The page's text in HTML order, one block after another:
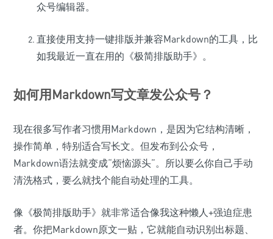
众号编辑器。
直接使用支持一键排版并兼容Markdown的工具，比
如我最近一直在用的《极简排版助手》。
如何用Markdown写文章发公众号？
现在很多写作者习惯用Markdown，是因为它结构清晰，
操作简单，特别适合写长文。但发布到公众号，
Markdown语法就变成“烦恼源头”。所以要么你自己手动
清洗格式，要么就找个能自动处理的工具。
像《极简排版助手》就非常适合像我这种懒人+强迫症患
者。你把Markdown原文一贴，它就能自动识别出标题、